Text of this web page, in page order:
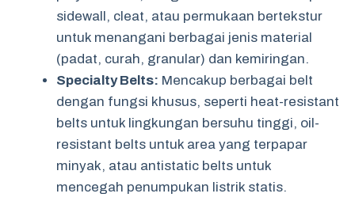
sidewall, cleat, atau permukaan bertekstur
untuk menangani berbagai jenis material
(padat, curah, granular) dan kemiringan.
Specialty Belts: Mencakup berbagai belt
dengan fungsi khusus, seperti heat-resistant
belts untuk lingkungan bersuhu tinggi, oil-
resistant belts untuk area yang terpapar
minyak, atau antistatic belts untuk
mencegah penumpukan listrik statis.